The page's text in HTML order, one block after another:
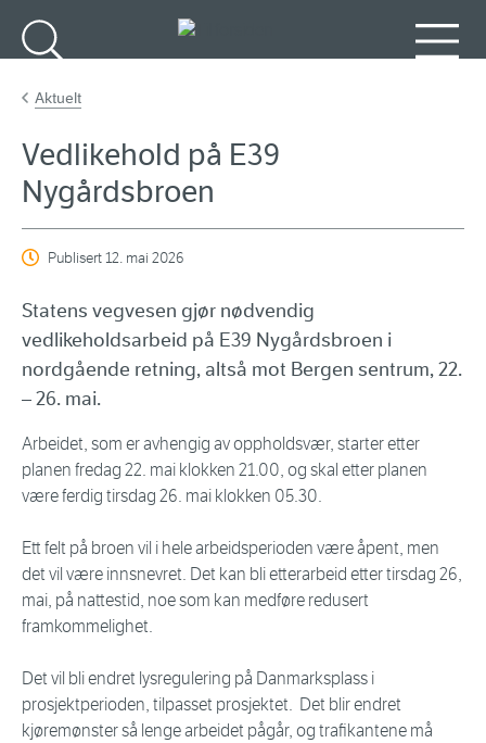
Aktuelt
Vedlikehold på E39
Nygårdsbroen
Publisert12. mai 2026
Statens vegvesen gjør nødvendig
vedlikeholdsarbeid på E39 Nygårdsbroen i
nordgående retning, altså mot Bergen sentrum, 22.
– 26. mai.
Arbeidet, som er avhengig av oppholdsvær, starter etter
planen fredag 22. mai klokken 21.00, og skal etter planen
være ferdig tirsdag 26. mai klokken 05.30.
Ett felt på broen vil i hele arbeidsperioden være åpent, men
det vil være innsnevret. Det kan bli etterarbeid etter tirsdag 26,
mai, på nattestid, noe som kan medføre redusert
framkommelighet.
Det vil bli endret lysregulering på Danmarksplass i
prosjektperioden, tilpasset prosjektet. Det blir endret
kjøremønster så lenge arbeidet pågår, og trafikantene må